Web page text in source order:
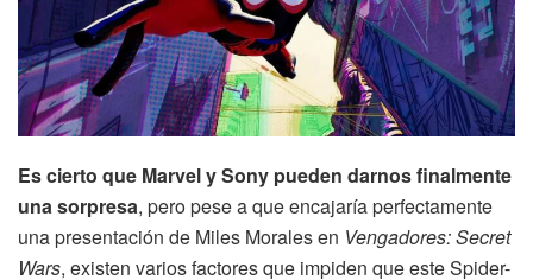
Es cierto que Marvel y Sony pueden darnos finalmente
una sorpresa, pero pese a que encajaría perfectamente
una presentación de Miles Morales en Vengadores: Secret
Wars, existen varios factores que impiden que este Spider-